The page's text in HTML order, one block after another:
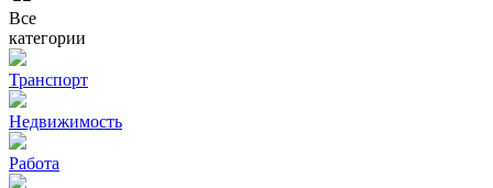
Все
категории
Транспорт
Недвижимость
Работа